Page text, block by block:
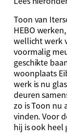
Toon van
HEBO
wellicht werk
voormalig
geschikte
woonplaats
werk is nu
deuren
zo is Toon nu
vinden. Voor
hij is ook heel